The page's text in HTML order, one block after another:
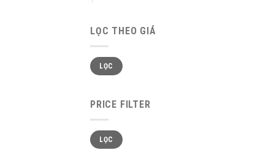
LỌC THEO GIÁ
Giá
tối
thiểu
Giá
tối
đa
LỌC
PRICE FILTER
Giá
tối
thiểu
Giá
tối
đa
LỌC